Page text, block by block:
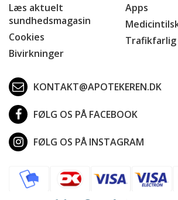
Læs aktuelt
sundhedsmagasin
Cookies
Bivirkninger
Apps
Trafikfarlig
KONTAKT@APOTEKEREN.DK
FØLG OS PÅ FACEBOOK
FØLG OS PÅ INSTAGRAM